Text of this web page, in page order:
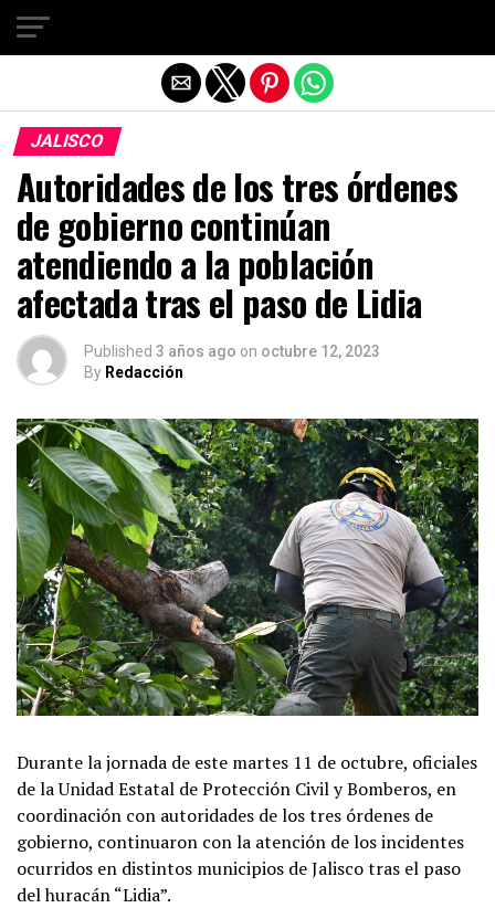
JALISCO
Autoridades de los tres órdenes
de gobierno continúan
atendiendo a la población
afectada tras el paso de Lidia
Published 3 años ago on octubre 12, 2023
By Redacción
Durante la jornada de este martes 11 de octubre, oficiales
de la Unidad Estatal de Protección Civil y Bomberos, en
coordinación con autoridades de los tres órdenes de
gobierno, continuaron con la atención de los incidentes
ocurridos en distintos municipios de Jalisco tras el paso
del huracán “Lidia”.